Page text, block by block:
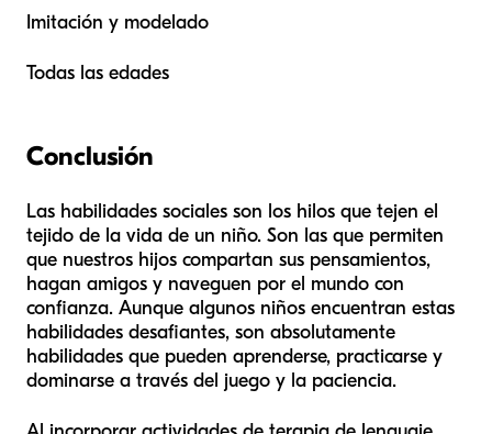
Imitación y modelado
Todas las edades
Conclusión
Las habilidades sociales son los hilos que tejen el
tejido de la vida de un niño. Son las que permiten
que nuestros hijos compartan sus pensamientos,
hagan amigos y naveguen por el mundo con
confianza. Aunque algunos niños encuentran estas
habilidades desafiantes, son absolutamente
habilidades que pueden aprenderse, practicarse y
dominarse a través del juego y la paciencia.